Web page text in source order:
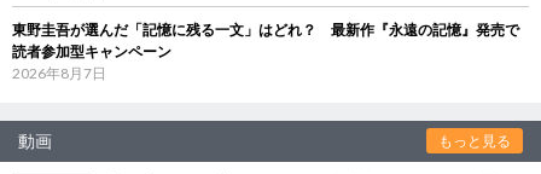
東野圭吾が選んだ「記憶に残る一文」はどれ？ 最新作『永遠の記憶』発売で
読者参加型キャンペーン
2026年8月7日
動画 もっと見る